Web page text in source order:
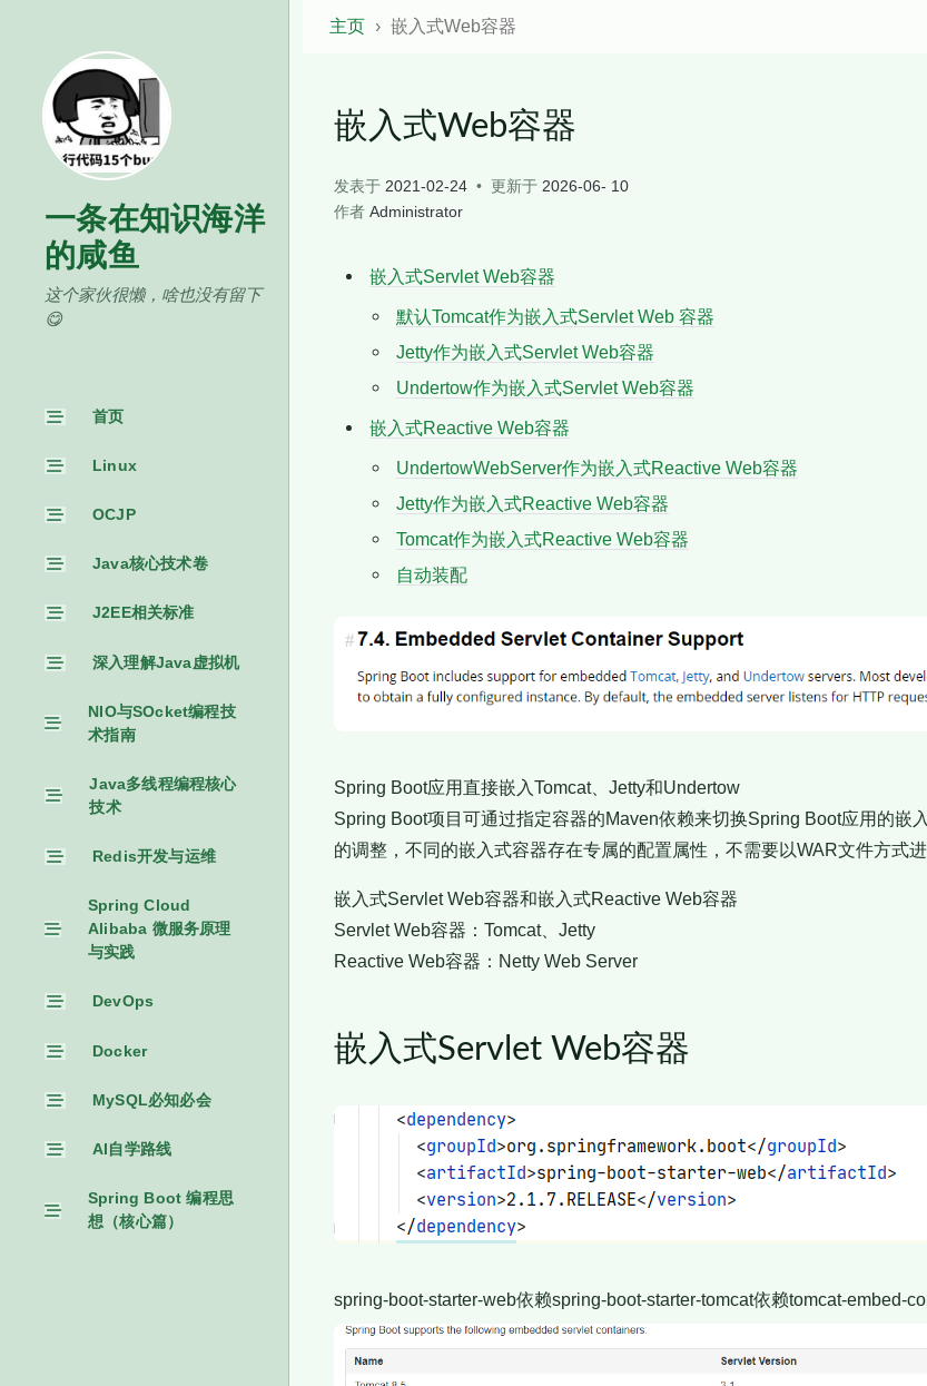
一条在知识海洋
的咸鱼
这个家伙很懒，啥也没有留下
😋
首页
Linux
OCJP
Java核心技术卷
J2EE相关标准
深入理解Java虚拟机
NIO与SOcket编程技
术指南
Java多线程编程核心
技术
Redis开发与运维
Spring Cloud
Alibaba 微服务原理
与实践
DevOps
Docker
MySQL必知必会
AI自学路线
Spring Boot 编程思
想（核心篇）
主页 嵌入式Web容器
嵌入式Web容器
发表于 2021-02-24 更新于 2026-06- 10
作者 Administrator
嵌入式Servlet Web容器
默认Tomcat作为嵌入式Servlet Web 容器
Jetty作为嵌入式Servlet Web容器
Undertow作为嵌入式Servlet Web容器
嵌入式Reactive Web容器
UndertowWebServer作为嵌入式Reactive Web容器
Jetty作为嵌入式Reactive Web容器
Tomcat作为嵌入式Reactive Web容器
自动装配
Spring Boot应用直接嵌入Tomcat、Jetty和Undertow
Spring Boot项目可通过指定容器的Maven依赖来切换Spring Boot应用的嵌
的调整，不同的嵌入式容器存在专属的配置属性，不需要以WAR文件方式
嵌入式Servlet Web容器和嵌入式Reactive Web容器
Servlet Web容器：Tomcat、Jetty
Reactive Web容器：Netty Web Server
嵌入式Servlet Web容器
spring-boot-starter-web依赖spring-boot-starter-tomcat依赖tomcat-embed-